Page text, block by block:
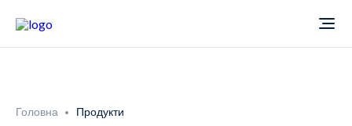
Новини
Головна Продукти